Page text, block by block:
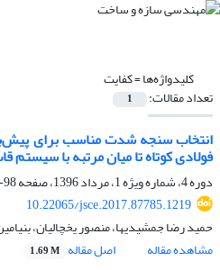
کلیدواژه‌ها =کفایت
تعداد مقالات: 1
انتخاب سنجه شدت مناسب برای
فولادی کوتاه تا میان مرتبه با
دوره 4، شماره ویژه 1، مرداد 1396، صفحه
98-109
10.22065/jsce.2017.87785.1219
حمید رضا جمشیدیها، منصور یخچالیان،
مشاهده مقاله
اصل مقاله 1.69 M